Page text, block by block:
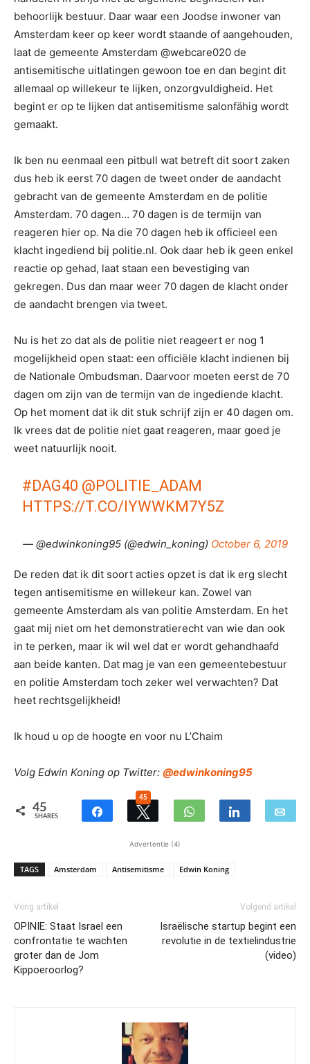
behoorlijk bestuur. Daar waar een Joodse inwoner van
Amsterdam keer op keer wordt staande of aangehouden,
laat de gemeente Amsterdam @webcare020 de
antisemitische uitlatingen gewoon toe en dan begint dit
allemaal op willekeur te lijken, onzorgvuldigheid. Het
begint er op te lijken dat antisemitisme salonfähig wordt
gemaakt.
Ik ben nu eenmaal een pitbull wat betreft dit soort zaken
dus heb ik eerst 70 dagen de tweet onder de aandacht
gebracht van de gemeente Amsterdam en de politie
Amsterdam. 70 dagen… 70 dagen is de termijn van
reageren hier op. Na die 70 dagen heb ik officieel een
klacht ingediend bij politie.nl. Ook daar heb ik geen enkel
reactie op gehad, laat staan een bevestiging van
gekregen. Dus dan maar weer 70 dagen de klacht onder
de aandacht brengen via tweet.
Nu is het zo dat als de politie niet reageert er nog 1
mogelijkheid open staat: een officiële klacht indienen bij
de Nationale Ombudsman. Daarvoor moeten eerst de 70
dagen om zijn van de termijn van de ingediende klacht.
Op het moment dat ik dit stuk schrijf zijn er 40 dagen om.
Ik vrees dat de politie niet gaat reageren, maar goed je
weet natuurlijk nooit.
#DAG40 @POLITIE_ADAM
HTTPS://T.CO/IYWWKM7Y5Z
— @edwinkoning95 (@edwin_koning) October 6, 2019
De reden dat ik dit soort acties opzet is dat ik erg slecht
tegen antisemitisme en willekeur kan. Zowel van
gemeente Amsterdam als van politie Amsterdam. En het
gaat mij niet om het demonstratierecht van wie dan ook
in te perken, maar ik wil wel dat er wordt gehandhaafd
aan beide kanten. Dat mag je van een gemeentebestuur
en politie Amsterdam toch zeker wel verwachten? Dat
heet rechtsgelijkheid!
Ik houd u op de hoogte en voor nu L’Chaim
Volg Edwin Koning op Twitter: @edwinkoning95
45
SHARES
45
Advertentie (4)
TAGS Amsterdam Antisemitisme Edwin Koning
Vorig artikel
OPINIE: Staat Israel een
confrontatie te wachten
groter dan de Jom
Kippoeroorlog?
Volgend artikel
Israëlische startup begint een
revolutie in de textielindustrie
(video)